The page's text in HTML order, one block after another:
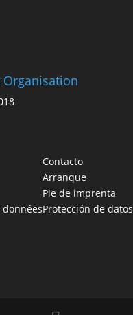
Contacto
Arranque
Pie de imprenta
Protección de datos